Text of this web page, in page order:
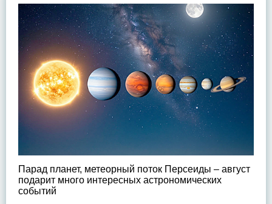
Парад планет, метеорный поток Персеиды – август
подарит много интересных астрономических
событий